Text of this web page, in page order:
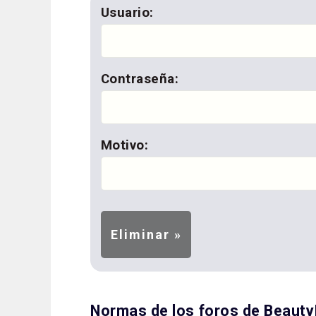
Usuario:
Contraseña:
Motivo:
Normas de los foros de